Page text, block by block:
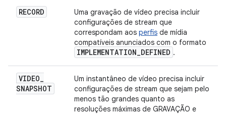
RECORD
Uma gravação de vídeo precisa incluir
configurações de stream que
correspondam aos perfis de mídia
compatíveis anunciados com o formato
IMPLEMENTATION_DEFINED .
VIDEO_
SNAPSHOT
Um instantâneo de vídeo precisa incluir
configurações de stream que sejam pelo
menos tão grandes quanto as
resoluções máximas de GRAVAÇÃO e